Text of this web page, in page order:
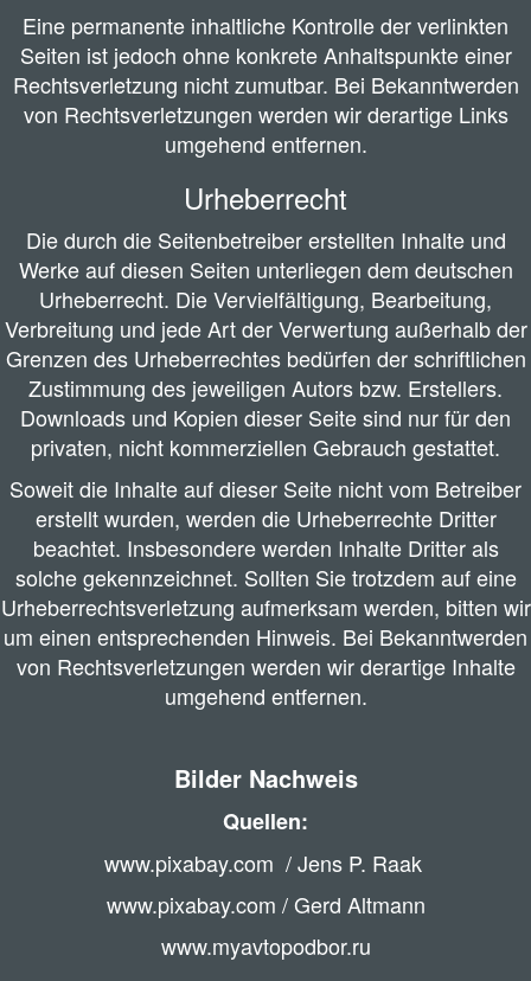
Eine permanente inhaltliche Kontrolle der verlinkten
Seiten ist jedoch ohne konkrete Anhaltspunkte einer
Rechtsverletzung nicht zumutbar. Bei Bekanntwerden
von Rechtsverletzungen werden wir derartige Links
umgehend entfernen.
Urheberrecht
Die durch die Seitenbetreiber erstellten Inhalte und
Werke auf diesen Seiten unterliegen dem deutschen
Urheberrecht. Die Vervielfältigung, Bearbeitung,
Verbreitung und jede Art der Verwertung außerhalb der
Grenzen des Urheberrechtes bedürfen der schriftlichen
Zustimmung des jeweiligen Autors bzw. Erstellers.
Downloads und Kopien dieser Seite sind nur für den
privaten, nicht kommerziellen Gebrauch gestattet.
Soweit die Inhalte auf dieser Seite nicht vom Betreiber
erstellt wurden, werden die Urheberrechte Dritter
beachtet. Insbesondere werden Inhalte Dritter als
solche gekennzeichnet. Sollten Sie trotzdem auf eine
Urheberrechtsverletzung aufmerksam werden, bitten wir
um einen entsprechenden Hinweis. Bei Bekanntwerden
von Rechtsverletzungen werden wir derartige Inhalte
umgehend entfernen.
Bilder Nachweis
Quellen:
www.pixabay.com / Jens P. Raak
www.pixabay.com / Gerd Altmann
www.myavtopodbor.ru